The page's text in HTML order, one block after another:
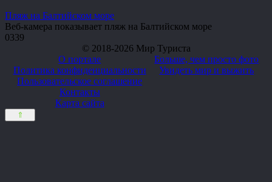
Пляж на Балтийском море
Веб-камера показывает пляж на Балтийском море
0339
© 2018-2026 Мир Туриста
О портале
Политика конфиденциальности
Пользовательское соглашение
Контакты
Карта сайта
Больше, чем просто фото
Увидеть мир и выжить